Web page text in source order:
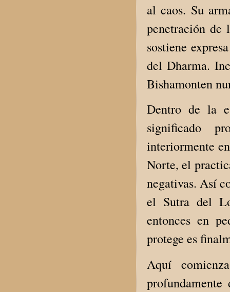
al caos. Su
penetración de
sostiene
del Dharma.
Bishamonten
Dentro de la
significado
interiormente
Norte, el
negativas. Así
el Sutra del
entonces en
protege es
Aquí